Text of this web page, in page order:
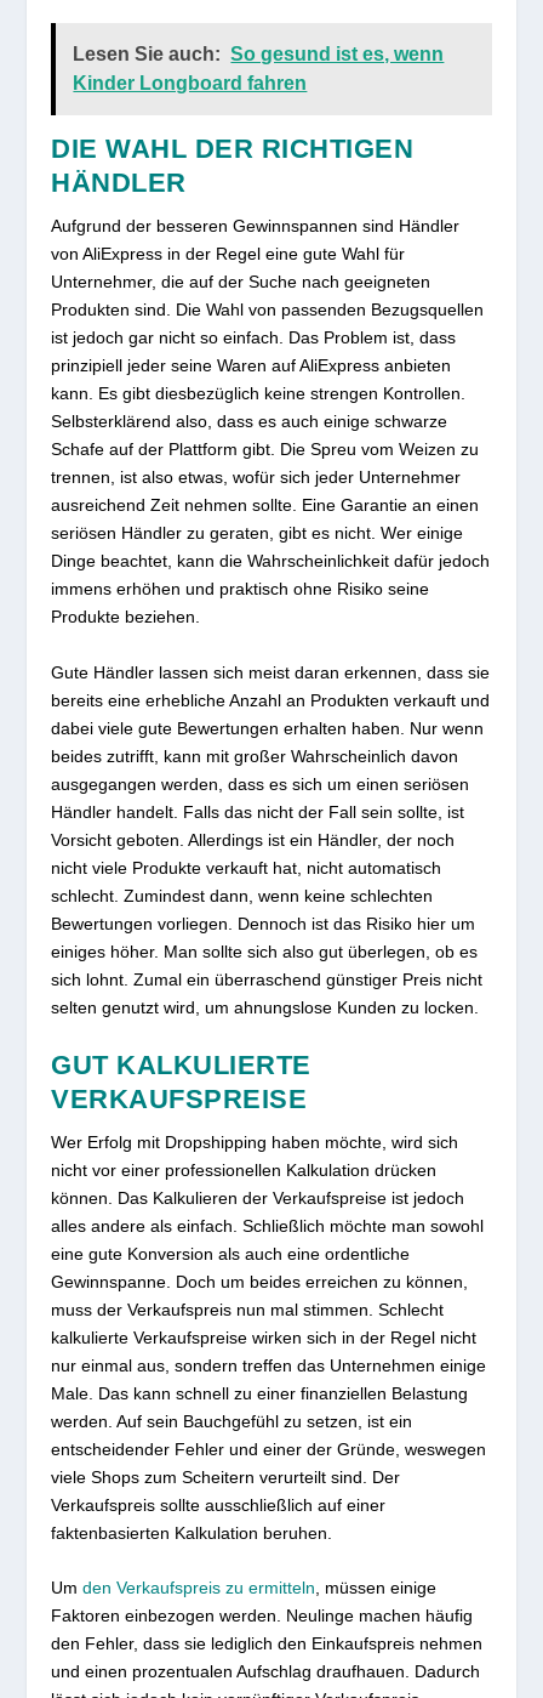
Lesen Sie auch: So gesund ist es, wenn
Kinder Longboard fahren
DIE WAHL DER RICHTIGEN
HÄNDLER
Aufgrund der besseren Gewinnspannen sind Händler
von AliExpress in der Regel eine gute Wahl für
Unternehmer, die auf der Suche nach geeigneten
Produkten sind. Die Wahl von passenden Bezugsquellen
ist jedoch gar nicht so einfach. Das Problem ist, dass
prinzipiell jeder seine Waren auf AliExpress anbieten
kann. Es gibt diesbezüglich keine strengen Kontrollen.
Selbsterklärend also, dass es auch einige schwarze
Schafe auf der Plattform gibt. Die Spreu vom Weizen zu
trennen, ist also etwas, wofür sich jeder Unternehmer
ausreichend Zeit nehmen sollte. Eine Garantie an einen
seriösen Händler zu geraten, gibt es nicht. Wer einige
Dinge beachtet, kann die Wahrscheinlichkeit dafür jedoch
immens erhöhen und praktisch ohne Risiko seine
Produkte beziehen.
Gute Händler lassen sich meist daran erkennen, dass sie
bereits eine erhebliche Anzahl an Produkten verkauft und
dabei viele gute Bewertungen erhalten haben. Nur wenn
beides zutrifft, kann mit großer Wahrscheinlich davon
ausgegangen werden, dass es sich um einen seriösen
Händler handelt. Falls das nicht der Fall sein sollte, ist
Vorsicht geboten. Allerdings ist ein Händler, der noch
nicht viele Produkte verkauft hat, nicht automatisch
schlecht. Zumindest dann, wenn keine schlechten
Bewertungen vorliegen. Dennoch ist das Risiko hier um
einiges höher. Man sollte sich also gut überlegen, ob es
sich lohnt. Zumal ein überraschend günstiger Preis nicht
selten genutzt wird, um ahnungslose Kunden zu locken.
GUT KALKULIERTE
VERKAUFSPREISE
Wer Erfolg mit Dropshipping haben möchte, wird sich
nicht vor einer professionellen Kalkulation drücken
können. Das Kalkulieren der Verkaufspreise ist jedoch
alles andere als einfach. Schließlich möchte man sowohl
eine gute Konversion als auch eine ordentliche
Gewinnspanne. Doch um beides erreichen zu können,
muss der Verkaufspreis nun mal stimmen. Schlecht
kalkulierte Verkaufspreise wirken sich in der Regel nicht
nur einmal aus, sondern treffen das Unternehmen einige
Male. Das kann schnell zu einer finanziellen Belastung
werden. Auf sein Bauchgefühl zu setzen, ist ein
entscheidender Fehler und einer der Gründe, weswegen
viele Shops zum Scheitern verurteilt sind. Der
Verkaufspreis sollte ausschließlich auf einer
faktenbasierten Kalkulation beruhen.
Umden Verkaufspreis zu ermitteln, müssen einige
Faktoren einbezogen werden. Neulinge machen häufig
den Fehler, dass sie lediglich den Einkaufspreis nehmen
und einen prozentualen Aufschlag draufhauen. Dadurch